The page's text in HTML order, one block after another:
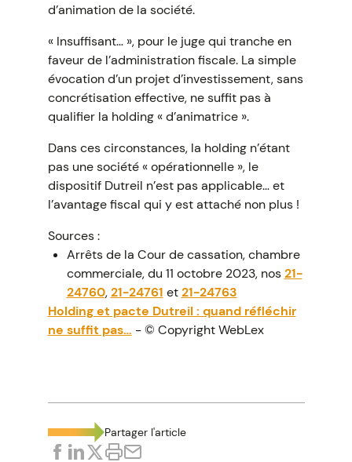
d’animation de la société.
« Insuffisant… », pour le juge qui tranche en
faveur de l’administration fiscale. La simple
évocation d’un projet d’investissement, sans
concrétisation effective, ne suffit pas à
qualifier la holding « d’animatrice ».
Dans ces circonstances, la holding n’étant
pas une société « opérationnelle », le
dispositif Dutreil n’est pas applicable… et
l’avantage fiscal qui y est attaché non plus !
Sources :
Arrêts de la Cour de cassation, chambre
commerciale, du 11 octobre 2023, nos21-
24760,21-24761 et21-24763
Holding et pacte Dutreil : quand réfléchir
ne suffit pas… - © Copyright WebLex
Partager l'article